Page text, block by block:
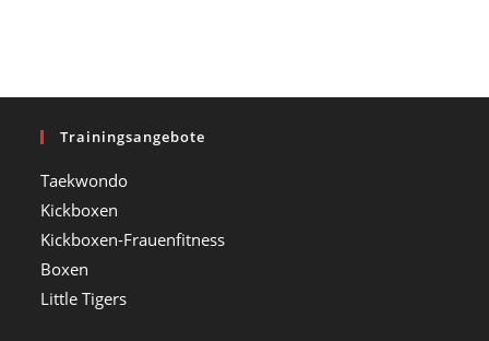
Trainingsangebote
Taekwondo
Kickboxen
Kickboxen-Frauenfitness
Boxen
Little Tigers